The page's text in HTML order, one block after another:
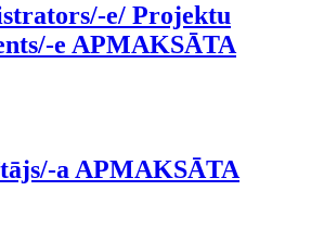
e/ Projektu
e APMAKSĀTA
a APMAKSĀTA